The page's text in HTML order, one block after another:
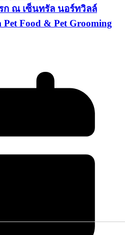
ก ณ เซ็นทรัล นอร์ทวิลล์
Food & Pet Grooming